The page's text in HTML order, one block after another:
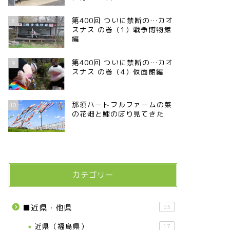
8
第400回 ついに禁断の…カオ
スナス の巻（1）戦争博物館
編
9
第400回 ついに禁断の…カオ
スナス の巻（4）仮面館編
10
那須ハートフルファームの菜
の花畑と鯉のぼり見てきた
カテゴリー
■近県・他県 53
近県（福島県） 17